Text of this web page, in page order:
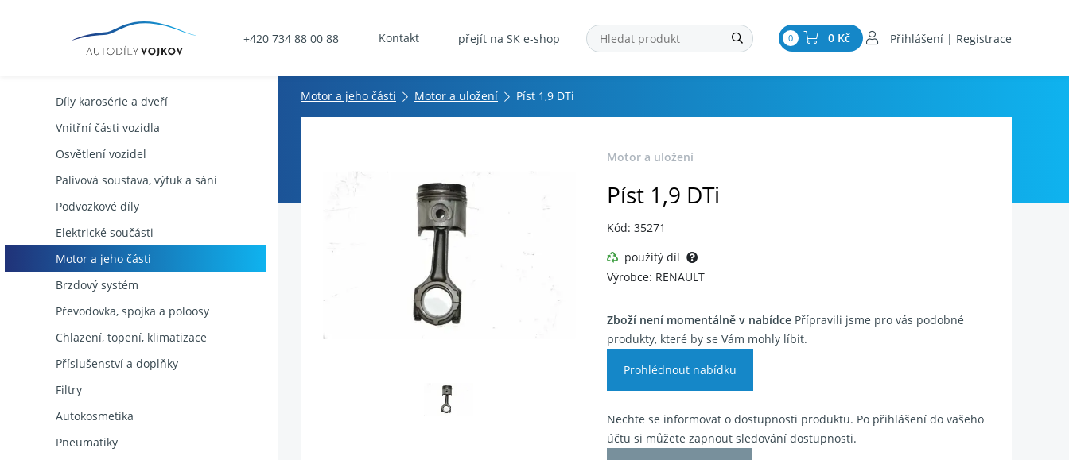
+420 734 88 00 88 Kontakt přejít na SK e-shop 0 0 Kč Přihlášení | Registrace
Díly karosérie a dveří
Vnitřní části vozidla
Osvětlení vozidel
Palivová soustava, výfuk a sání
Podvozkové díly
Elektrické součásti
Motor a jeho části
Brzdový systém
Převodovka, spojka a poloosy
Chlazení, topení, klimatizace
Příslušenství a doplňky
Filtry
Autokosmetika
Pneumatiky
Motor a jeho části Motor a uložení Píst 1,9 DTi
Motor a uložení
Píst 1,9 DTi
Kód: 35271
použitý díl
Výrobce: RENAULT
Zboží není momentálně v nabídcePřípravili jsme pro vás podobné
produkty, které by se Vám mohly líbit.
Prohlédnout nabídku
Nechte se informovat o dostupnosti produktu. Po přihlášení do vašeho
účtu si můžete zapnout sledování dostupnosti.